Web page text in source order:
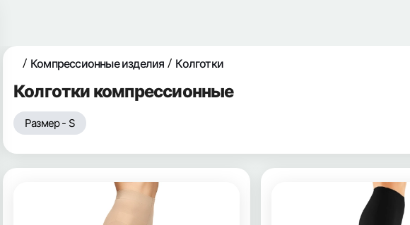
Компрессионные изделия Колготки
Колготки компрессионные
Размер - S